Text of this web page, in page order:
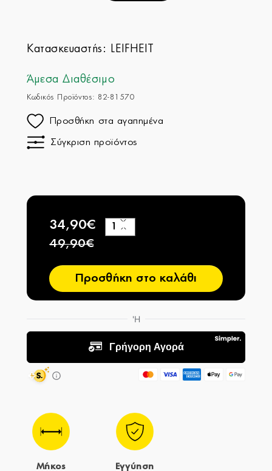
Κατασκευαστής: LEIFHEIT
Άμεσα Διαθέσιμο
Κωδικός Προϊόντος: 82-81570
Προσθήκη στα αγαπημένα
Σύγκριση προϊόντος
34,90€
49,90€
−
+
Προσθήκη στο καλάθι
Μήκος Εγγύηση